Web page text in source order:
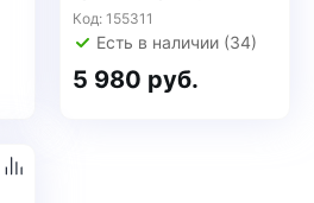
Код: 155311
Есть в наличии (34)
5 980 руб.